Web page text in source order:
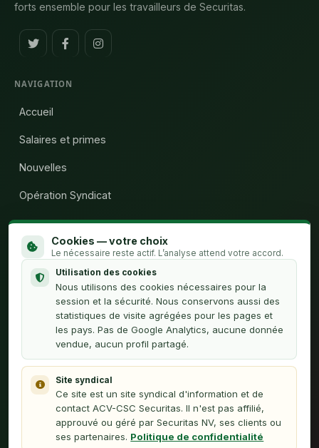
forts ensemble pour les travailleurs de Securitas.
NAVIGATION
Accueil
Salaires et primes
Nouvelles
Opération Syndicat
Qui sommes-nous
Calculateur H.C.
Contact
À PROPOS
Politique de confidentialité
Nederlands (NL)
Webmaster
Cette plateforme est une initiative des délégués syndicaux de
Cookies — votre choix
Le nécessaire reste actif. L’analyse attend votre accord.
Utilisation des cookies
Nous utilisons des cookies nécessaires pour la
session et la sécurité. Nous conservons aussi des
statistiques de visite agrégées pour les pages et
les pays. Pas de Google Analytics, aucune donnée
vendue, aucun profil partagé.
Site syndical
Ce site est un site syndical d'information et de
contact ACV-CSC Securitas. Il n'est pas affilié,
approuvé ou géré par Securitas NV, ses clients ou
ses partenaires. Politique de confidentialité